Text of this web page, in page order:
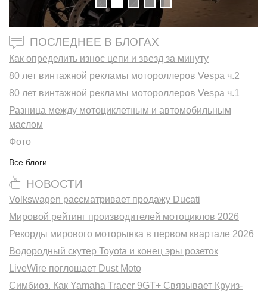
ПОСЛЕДНЕЕ В БЛОГАХ
Как определить износ цепи и звезд за минуту
80 лет винтажной рекламы мотороллеров Vespa ч.2
80 лет винтажной рекламы мотороллеров Vespa ч.1
Разница между мотоциклетным и автомобильным
маслом
Фото
Все блоги
НОВОСТИ
Volkswagen рассматривает продажу Ducati
Мировой рейтинг производителей мотоциклов 2026
Рекорды мирового моторынка в первом квартале 2026
Водородный скутер Toyota и конец эры розеток
LiveWire поглощает Dust Moto
Симбиоз. Как Yamaha Tracer 9GT+ Связывает Круиз-